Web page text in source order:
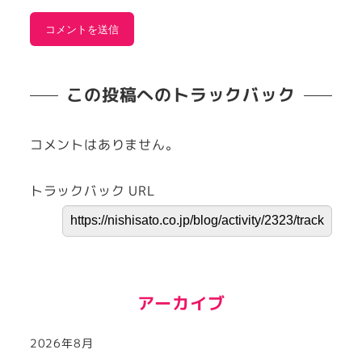
この投稿へのトラックバック
コメントはありません。
トラックバック URL
アーカイブ
2026年8月